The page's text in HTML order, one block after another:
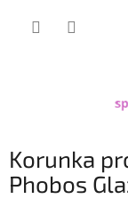
Korunka
Phobos